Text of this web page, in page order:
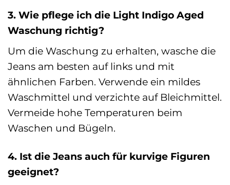
3. Wie pflege ich die Light Indigo Aged
Waschung richtig?
Um die Waschung zu erhalten, wasche die
Jeans am besten auf links und mit
ähnlichen Farben. Verwende ein mildes
Waschmittel und verzichte auf Bleichmittel.
Vermeide hohe Temperaturen beim
Waschen und Bügeln.
4. Ist die Jeans auch für kurvige Figuren
geeignet?